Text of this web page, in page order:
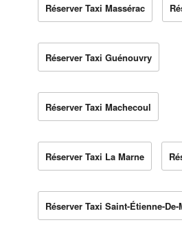
Réserver Taxi Massérac
Réserver Taxi Guénouvry
Réserver Taxi Machecoul
Réserver Taxi La Marne
Réserver Taxi Saint-Étienne-De-